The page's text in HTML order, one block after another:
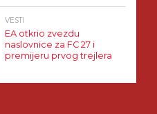
VESTI
EA otkrio zvezdu
naslovnice za FC 27 i
premijeru prvog trejlera